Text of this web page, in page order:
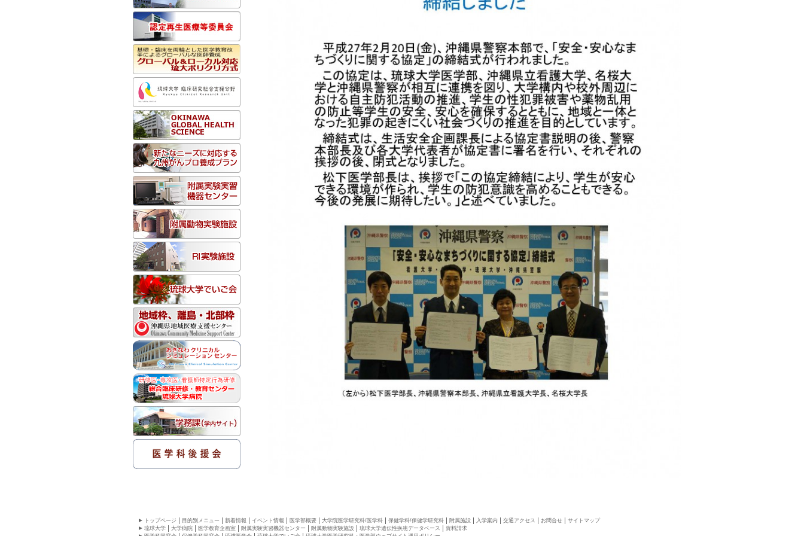
トップページ 目的別メニュー 新着情報 イベント情報 医学部概要 大学院医学研究科/医学科 保健学科/保健学研究科 附属施設 入学案内 交通アクセス お問合せ
サイトマップ
琉球大学
大学病院 医学教育企画室 附属実験実習機器センター 附属動物実験施設 琉球大学遺伝性疾患データベース
資料請求